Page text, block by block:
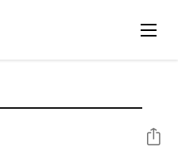
分享